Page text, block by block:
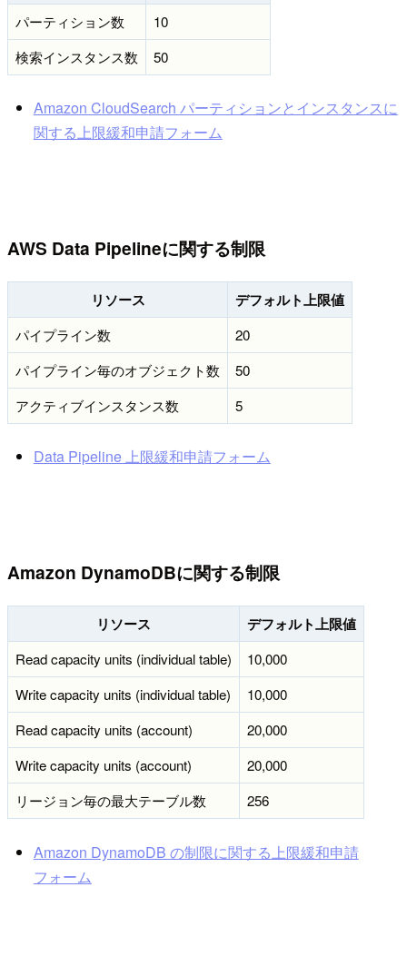
パーティション数
10
検索インスタンス数
50
Amazon CloudSearch パーティションとインスタンスに
関する上限緩和申請フォーム
AWS Data Pipelineに関する制限
リソース デフォルト上限値
パイプライン数
20
パイプライン毎のオブジェクト数
50
アクティブインスタンス数
5
Data Pipeline 上限緩和申請フォーム
Amazon DynamoDBに関する制限
リソース デフォルト上限値
Read capacity units (individual table)
10,000
Write capacity units (individual table)
10,000
Read capacity units (account)
20,000
Write capacity units (account)
20,000
リージョン毎の最大テーブル数
256
Amazon DynamoDB の制限に関する上限緩和申請
フォーム